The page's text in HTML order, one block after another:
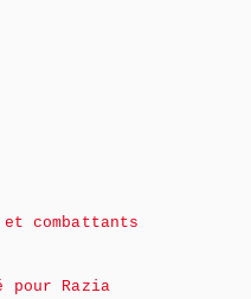
combattants
Razia